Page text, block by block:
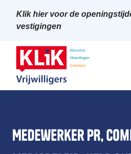
Klik hier voor de
vestigingen
Medewerker PR,